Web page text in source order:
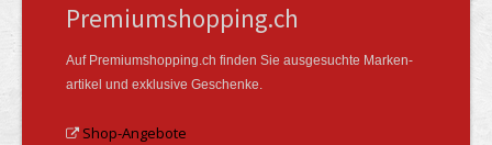
Premiumshopping.ch
Auf Premiumshopping.ch finden Sie ausgesuchte Marken­
artikel und exklusive Geschenke.
Shop-Angebote